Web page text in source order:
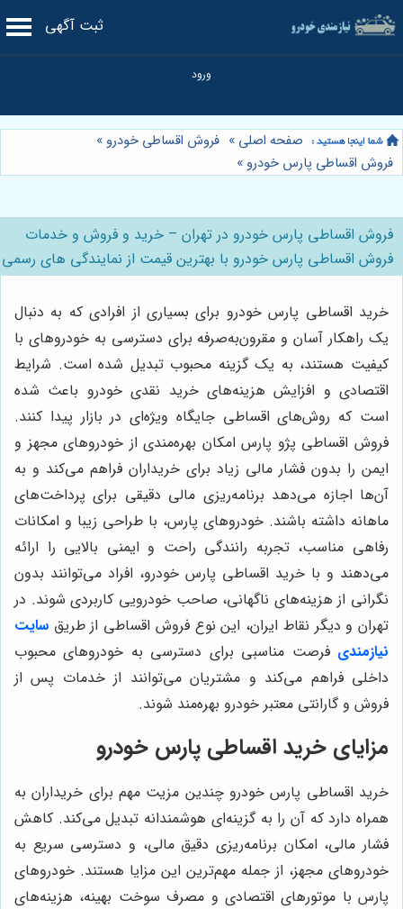
ثبت آگهی
صفحه اصلی » فروش اقساطی خودرو »
فروش اقساطی پارس خودرو »
فروش اقساطی پارس خودرو در تهران – خرید و فروش و خدمات
فروش اقساطی پارس خودرو با بهترین قیمت از نمایندگی های رسمی
خرید اقساطی پارس خودرو برای بسیاری از افرادی که به دنبال
یک راهکار آسان و مقرون‌به‌صرفه برای دسترسی به خودروهای با
کیفیت هستند، به یک گزینه محبوب تبدیل شده است. شرایط
اقتصادی و افزایش هزینه‌های خرید نقدی خودرو باعث شده
است که روش‌های اقساطی جایگاه ویژه‌ای در بازار پیدا کنند.
فروش اقساطی پژو پارس امکان بهره‌مندی از خودروهای مجهز و
ایمن را بدون فشار مالی زیاد برای خریداران فراهم می‌کند و به
آن‌ها اجازه می‌دهد برنامه‌ریزی مالی دقیقی برای پرداخت‌های
ماهانه داشته باشند. خودروهای پارس، با طراحی زیبا و امکانات
رفاهی مناسب، تجربه رانندگی راحت و ایمنی بالایی را ارائه
می‌دهند و با خرید اقساطی پارس خودرو، افراد می‌توانند بدون
نگرانی از هزینه‌های ناگهانی، صاحب خودرویی کاربردی شوند. در
تهران و دیگر نقاط ایران، این نوع فروش اقساطی از طریق سایت
نیازمندی فرصت مناسبی برای دسترسی به خودروهای محبوب
داخلی فراهم می‌کند و مشتریان می‌توانند از خدمات پس از
فروش و گارانتی معتبر خودرو بهره‌مند شوند.
مزایای خرید اقساطی پارس خودرو
خرید اقساطی پارس خودرو چندین مزیت مهم برای خریداران به
همراه دارد که آن را به گزینه‌ای هوشمندانه تبدیل می‌کند. کاهش
فشار مالی، امکان برنامه‌ریزی دقیق مالی، و دسترسی سریع به
خودروهای مجهز، از جمله مهم‌ترین این مزایا هستند. خودروهای
پارس با موتورهای اقتصادی و مصرف سوخت بهینه، هزینه‌های